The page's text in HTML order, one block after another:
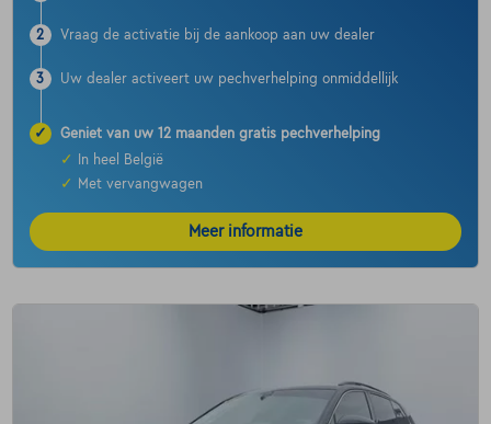
2 Vraag de activatie bij de aankoop aan uw dealer
3 Uw dealer activeert uw pechverhelping onmiddellijk
✓
Geniet van uw 12 maanden gratis pechverhelping
✓
In heel België
✓
Met vervangwagen
Meer informatie